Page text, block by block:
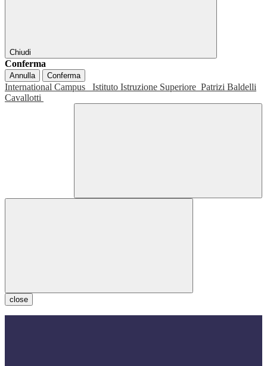
Chiudi
Conferma
Annulla Conferma
International Campus Istituto Istruzione Superiore Patrizi Baldelli
Cavallotti
close